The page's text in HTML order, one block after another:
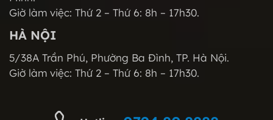
Giờ làm việc: Thứ 2 – Thứ 6: 8h – 17h30.
HÀ NỘI
5/38A Trần Phú, Phường Ba Đình, TP. Hà Nội.
Giờ làm việc: Thứ 2 – Thứ 6: 8h – 17h30.